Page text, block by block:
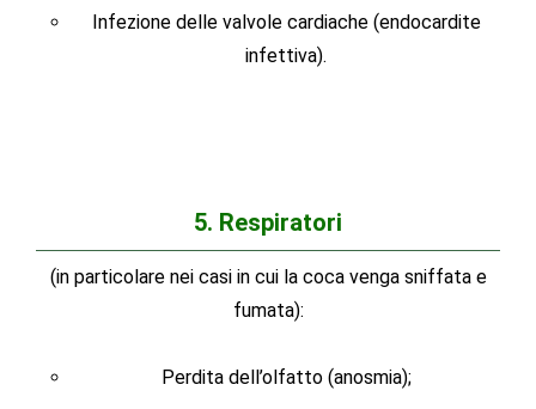
Infezione delle valvole cardiache (endocardite
infettiva).
5. Respiratori
(in particolare nei casi in cui la coca venga sniffata e
fumata):
Perdita dell’olfatto (anosmia);